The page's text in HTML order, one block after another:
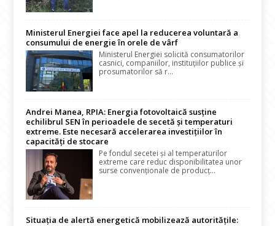
Ministerul Energiei face apel la reducerea voluntară a
consumului de energie în orele de vârf
Ministerul Energiei solicită consumatorilor
casnici, companiilor, instituțiilor publice și
prosumatorilor să r...
Andrei Manea, RPIA: Energia fotovoltaică susține
echilibrul SEN în perioadele de secetă și temperaturi
extreme. Este necesară accelerarea investițiilor în
capacități de stocare
Pe fondul secetei și al temperaturilor
extreme care reduc disponibilitatea unor
surse convenționale de producț...
Situația de alertă energetică mobilizează autoritățile: